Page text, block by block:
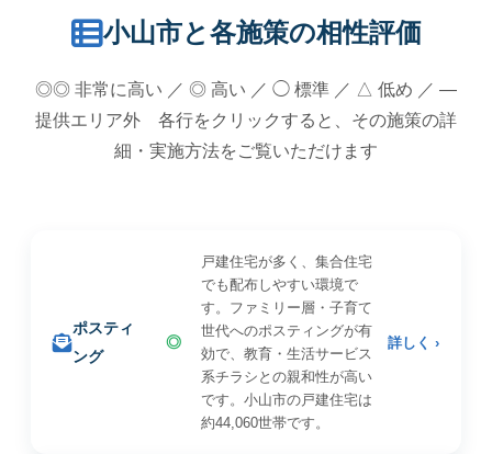
小山市と各施策の相性評価
◎◎ 非常に高い ／ ◎ 高い ／ ◯ 標準 ／ △ 低め ／ —
提供エリア外 各行をクリックすると、その施策の詳
細・実施方法をご覧いただけます
ポスティ
ング
◎
戸建住宅が多く、集合住宅
でも配布しやすい環境で
す。ファミリー層・子育て
世代へのポスティングが有
効で、教育・生活サービス
系チラシとの親和性が高い
です。小山市の戸建住宅は
約44,060世帯です。
詳しく ›